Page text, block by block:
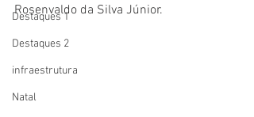
Destaques 1
Destaques 2
infraestrutura
Natal
Rosenvaldo da Silva Júnior.